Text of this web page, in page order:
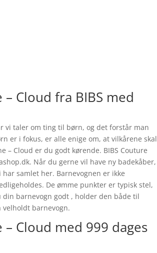
– Cloud fra BIBS med
vi taler om ting til børn, og det forstår man
er i fokus, er alle enige om, at vilkårene skal
– Cloud er du godt kørende. BIBS Couture
Når du gerne vil have ny badekåber,
samlet her. Barnevognen er ikke
De ømme punkter er typisk stel,
barnevogn godt , holder den både til
barnevogn.
– Cloud med 999 dages